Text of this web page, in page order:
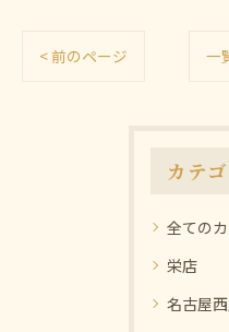
< 前のページ 一
カテ
全ての
栄店
名古屋